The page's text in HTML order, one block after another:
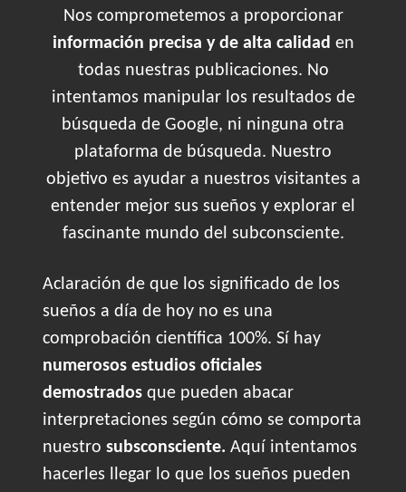
Nos comprometemos a proporcionar
información precisa y de alta calidad en
todas nuestras publicaciones. No
intentamos manipular los resultados de
búsqueda de Google, ni ninguna otra
plataforma de búsqueda. Nuestro
objetivo es ayudar a nuestros visitantes a
entender mejor sus sueños y explorar el
fascinante mundo del subconsciente.
Aclaración de que los significado de los
sueños a día de hoy no es una
comprobación científica 100%. Sí hay
numerosos estudios oficiales
demostrados que pueden abacar
interpretaciones según cómo se comporta
nuestro subsconsciente. Aquí intentamos
hacerles llegar lo que los sueños pueden